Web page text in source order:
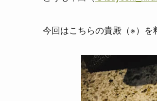
今回はこちらの貴殿（※）を